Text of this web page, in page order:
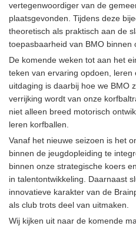
vertegenwoordiger van de
plaatsgevonden. Tijdens deze
theoretisch als praktisch aan de
toepasbaarheid van BMO binnen
De komende weken tot aan het
teken van ervaring opdoen,
uitdaging is daarbij hoe we BMO
verrijking wordt van onze
niet alleen breed motorisch
leren korfballen.
Vanaf het nieuwe seizoen is het
binnen de jeugdopleiding te
binnen onze strategische koers
in talentontwikkeling. Daarnaast
innovatieve karakter van de
als club trots deel van uitmaken.
Wij kijken uit naar de komende